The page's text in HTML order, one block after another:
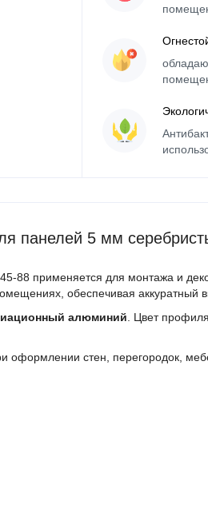
панелей 5 мм
применяется для монтажа и
обеспечивая аккуратный
алюминий . Цвет
оформлении стен, перегородок,